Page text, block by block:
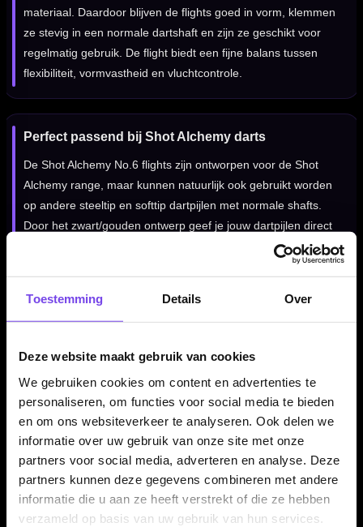
Toestemming Details Over
Deze website maakt gebruik van cookies
We gebruiken cookies om content en advertenties te
personaliseren, om functies voor social media te bieden
en om ons websiteverkeer te analyseren. Ook delen we
informatie over uw gebruik van onze site met onze
partners voor social media, adverteren en analyse. Deze
partners kunnen deze gegevens combineren met andere
informatie die u aan ze heeft verstrekt of die ze hebben
verzameld op basis van uw gebruik van hun services.
materiaal. Daardoor blijven de flights goed in vorm, klemmen
ze stevig in een normale dartshaft en zijn ze geschikt voor
regelmatig gebruik. De flight biedt een fijne balans tussen
flexibiliteit, vormvastheid en vluchtcontrole.
Perfect passend bij Shot Alchemy darts
De Shot Alchemy No.6 flights zijn ontworpen voor de Shot
Alchemy range, maar kunnen natuurlijk ook gebruikt worden
op andere steeltip en softtip dartpijlen met normale shafts.
Door het zwart/gouden ontwerp geef je jouw dartpijlen direct
Shot Alchemy No.6 Flights per set van 3 stuks
drie stuks. Daarmee heb je direct genoeg flights voor één
complete set dartpijlen. Een goede keuze wanneer je je
huidige flights wilt vervangen of je Alchemy setup compleet wilt
maken met originele Shot flights.
Kenmerken van de Shot Alchemy No.6 Flights
✓ Originele Shot dart flights